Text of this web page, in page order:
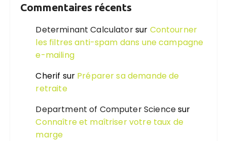
Commentaires récents
Determinant Calculatorsur Contourner
les filtres anti-spam dans une campagne
e-mailing
Cherif sur Préparer sa demande de
retraite
Department of Computer Sciencesur
Connaître et maîtriser votre taux de
marge